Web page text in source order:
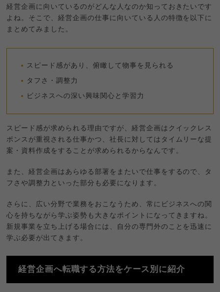
経営企画に向いているのがどんな人なのか知っておきたいです
よね。そこで、経営企画の仕事に向いている人の特徴を以下に
まとめてみました。
スピード感があり、俯瞰して物事を見られる
タフさ・調整力
ビジネスへの深い興味関心と学習力
スピード感が求められる理由ですが、経営企画はクイックレス
ポンスが重視される仕事かつ、社長に対してはタイムリーな提
案・資料作成をすることが求められるからなんです。
また、経営企画はあらゆる部署をまたいで仕事をするので、タ
フさや調整力といった部分も必要になります。
さらに、広い分野で業務をおこなうため、常にビジネスへの関
心を持ちながら学ぶ姿勢も大きなポイントになってきますね。
新規事業を立ち上げる場合には、自分の専門外のことを迅速に
学ぶ必要が出てきます。
経営企画へ転職する方法をケース別に紹介